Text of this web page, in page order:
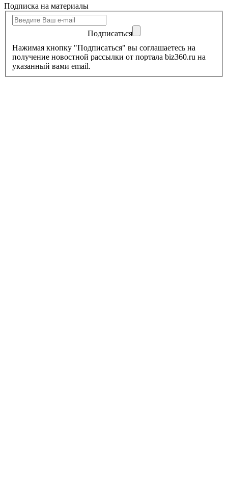
Подписка на материалы
Подписаться
Нажимая кнопку "Подписаться" вы соглашаетесь на
получение новостной рассылки от портала biz360.ru на
указанный вами email.